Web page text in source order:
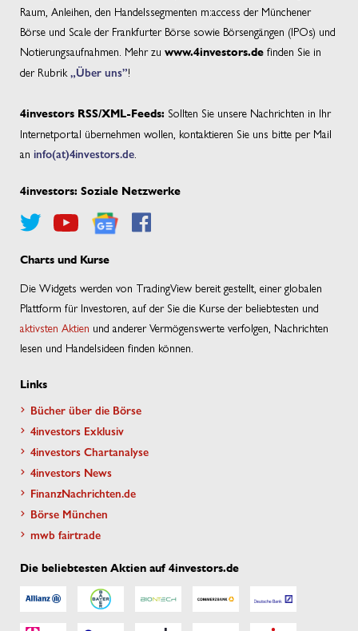
Raum, Anleihen, den Handelssegmenten m:access der Münchener
Börse und Scale der Frankfurter Börse sowie Börsengängen (IPOs) und
Notierungsaufnahmen. Mehr zu www.4investors.de finden Sie in
der Rubrik „Über uns”!
4investors RSS/XML-Feeds: Sollten Sie unsere Nachrichten in Ihr
Internetportal übernehmen wollen, kontaktieren Sie uns bitte per Mail
an info(at)4investors.de
4investors: Soziale Netzwerke
Charts und Kurse
Die Widgets werden von TradingView bereit gestellt, einer globalen
Plattform für Investoren, auf der Sie die Kurse der beliebtesten und
aktivsten Aktien und anderer Vermögenswerte verfolgen, Nachrichten
lesen und Handelsideen finden können.
Links
Bücher über die Börse
4investors Exklusiv
4investors Chartanalyse
4investors News
FinanzNachrichten.de
Börse München
mwb fairtrade
Die beliebtesten Aktien auf 4investors.de